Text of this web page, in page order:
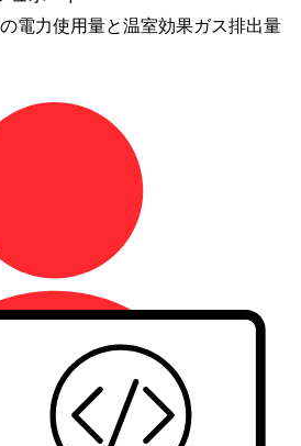
電力使用量と温室効果ガス排出量